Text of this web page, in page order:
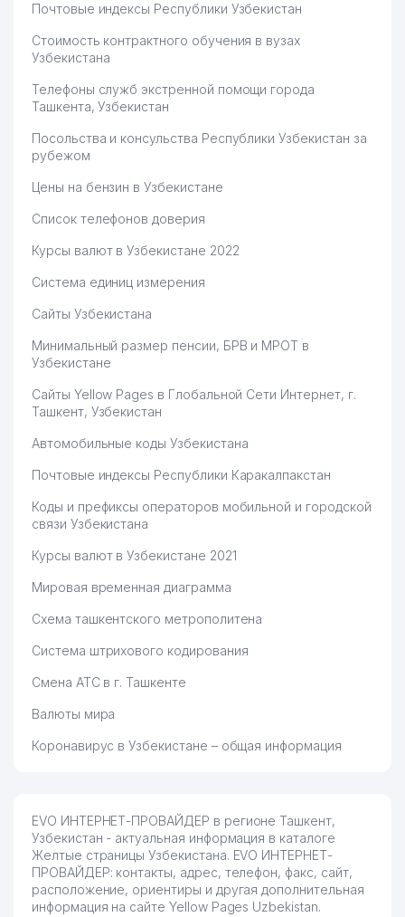
59
ПОСОЛЬСТВО РЕСПУБЛИКИ
ЮЖНАЯ КОРЕЯ
965 м
60 ANALYTICS CONSULTING ООО 979 м
МИНИСТЕРСТВО НАРОДНОГО
УЗБЕКИСТАН
Почтовые индексы Республики Узбекистан
Стоимость контрактного обучения в вузах
Узбекистана
Телефоны служб экстренной помощи города
Ташкента, Узбекистан
Посольства и консульства Республики Узбекистан за
рубежом
Цены на бензин в Узбекистане
Список телефонов доверия
Курсы валют в Узбекистане 2022
Система единиц измерения
Сайты Узбекистана
Минимальный размер пенсии, БРВ и МРОТ в
Узбекистане
Сайты Yellow Pages в Глобальной Сети Интернет, г.
Ташкент, Узбекистан
Автомобильные коды Узбекистана
Почтовые индексы Республики Каракалпакстан
Коды и префиксы операторов мобильной и городской
связи Узбекистана
Курсы валют в Узбекистане 2021
Мировая временная диаграмма
Схема ташкентского метрополитена
Система штрихового кодирования
Смена АТС в г. Ташкенте
Валюты мира
Коронавирус в Узбекистане – общая информация
EVO ИНТЕРНЕТ-ПРОВАЙДЕР в регионе Ташкент,
Узбекистан - актуальная информация в каталоге
Желтые страницы Узбекистана. EVO ИНТЕРНЕТ-
ПРОВАЙДЕР: контакты, адрес, телефон, факс, сайт,
расположение, ориентиры и другая дополнительная
информация на сайте Yellow Pages Uzbekistan.